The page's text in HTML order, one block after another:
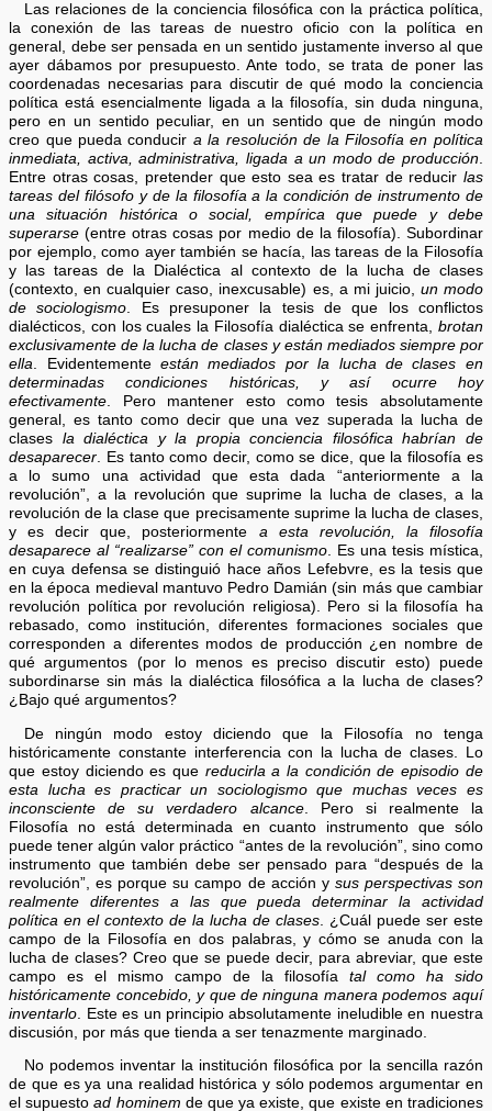
Las relaciones de la conciencia filosófica con la práctica política,
la conexión de las tareas de nuestro oficio con la política en
general, debe ser pensada en un sentido justamente inverso al que
ayer dábamos por presupuesto. Ante todo, se trata de poner las
coordenadas necesarias para discutir de qué modo la conciencia
política está esencialmente ligada a la filosofía, sin duda ninguna,
pero en un sentido peculiar, en un sentido que de ningún modo
creo que pueda conducir a la resolución de la Filosofía en política
inmediata, activa, administrativa, ligada a un modo de producción.
Entre otras cosas, pretender que esto sea es tratar de reducir las
tareas del filósofo y de la filosofía a la condición de instrumento de
una situación histórica o social, empírica que puede y debe
superarse (entre otras cosas por medio de la filosofía). Subordinar
por ejemplo, como ayer también se hacía, las tareas de la Filosofía
y las tareas de la Dialéctica al contexto de la lucha de clases
(contexto, en cualquier caso, inexcusable) es, a mi juicio, un modo
de sociologismo. Es presuponer la tesis de que los conflictos
dialécticos, con los cuales la Filosofía dialéctica se enfrenta, brotan
exclusivamente de la lucha de clases y están mediados siempre por
ella. Evidentemente están mediados por la lucha de clases en
determinadas condiciones históricas, y así ocurre hoy
efectivamente. Pero mantener esto como tesis absolutamente
general, es tanto como decir que una vez superada la lucha de
clases la dialéctica y la propia conciencia filosófica habrían de
desaparecer. Es tanto como decir, como se dice, que la filosofía es
a lo sumo una actividad que esta dada “anteriormente a la
revolución”, a la revolución que suprime la lucha de clases, a la
revolución de la clase que precisamente suprime la lucha de clases,
y es decir que, posteriormente a esta revolución, la filosofía
desaparece al “realizarse” con el comunismo. Es una tesis mística,
en cuya defensa se distinguió hace años Lefebvre, es la tesis que
en la época medieval mantuvo Pedro Damián (sin más que cambiar
revolución política por revolución religiosa). Pero si la filosofía ha
rebasado, como institución, diferentes formaciones sociales que
corresponden a diferentes modos de producción ¿en nombre de
qué argumentos (por lo menos es preciso discutir esto) puede
subordinarse sin más la dialéctica filosófica a la lucha de clases?
¿Bajo qué argumentos?
De ningún modo estoy diciendo que la Filosofía no tenga
históricamente constante interferencia con la lucha de clases. Lo
que estoy diciendo es que reducirla a la condición de episodio de
esta lucha es practicar un sociologismo que muchas veces es
inconsciente de su verdadero alcance. Pero si realmente la
Filosofía no está determinada en cuanto instrumento que sólo
puede tener algún valor práctico “antes de la revolución”, sino como
instrumento que también debe ser pensado para “después de la
revolución”, es porque su campo de acción y sus perspectivas son
realmente diferentes a las que pueda determinar la actividad
política en el contexto de la lucha de clases. ¿Cuál puede ser este
campo de la Filosofía en dos palabras, y cómo se anuda con la
lucha de clases? Creo que se puede decir, para abreviar, que este
campo es el mismo campo de la filosofía tal como ha sido
históricamente concebido, y que de ninguna manera podemos aquí
inventarlo . Este es un principio absolutamente ineludible en nuestra
discusión, por más que tienda a ser tenazmente marginado.
No podemos inventar la institución filosófica por la sencilla razón
de que es ya una realidad histórica y sólo podemos argumentar en
el supuestoad hominem de que ya existe, que existe en tradiciones